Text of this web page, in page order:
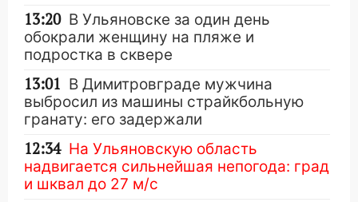
13:20 В Ульяновске за один день
обокрали женщину на пляже и
подростка в сквере
13:01 В Димитровграде мужчина
выбросил из машины страйкбольную
гранату: его задержали
12:34 На Ульяновскую область
надвигается сильнейшая непогода: град
и шквал до 27 м/с